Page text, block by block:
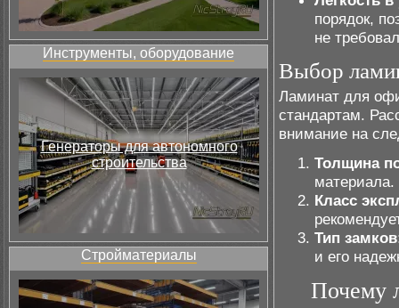
Инструменты, оборудование
Генераторы для автономного
строительства
Стройматериалы
порядок,
не
Выбор
Ламинат для
стандартам.
внимание на
Толщина
материала.
Класс
Тип
и его
Почему